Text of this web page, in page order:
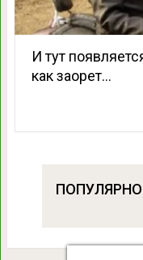
И тут
как заорет…